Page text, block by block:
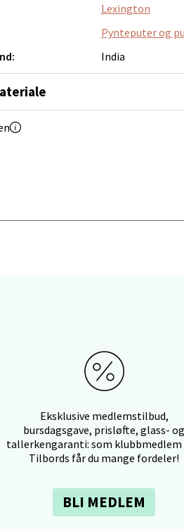
Lexington
Pynteputer og
India
Eksklusive medlemstilbud,
bursdagsgave, prisløfte, glass- og
tallerkengaranti: som klubbmedlem
Tilbords får du mange fordeler!
BLI MEDLEM